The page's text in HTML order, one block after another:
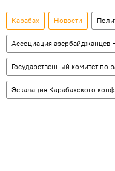
Карабах Новости
Ассоциация
Государственный комитет по
Эскалация Карабахского